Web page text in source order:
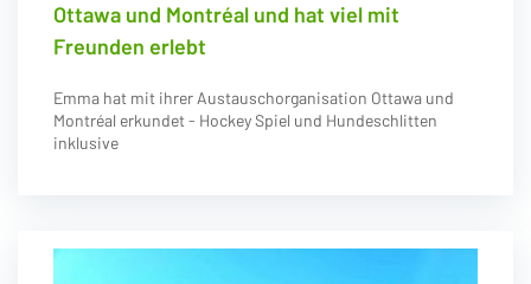
Ottawa und Montréal und hat viel mit
Freunden erlebt
Emma hat mit ihrer Austauschorganisation Ottawa und
Montréal erkundet - Hockey Spiel und Hundeschlitten
inklusive